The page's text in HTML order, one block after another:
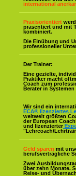
international
Praxisorientiert
präsentiert und mit
kombiniert.
Die Einübung und
professioneller
Der Trainer:
Eine gezielte,
Praktiker macht
Coach zum
Berater in
Wir sind ein
ECA® lizenziertes
weltweit größten
der European
und lizenzierter
"Lehrcoach/
Geld sparen mit
berufsverträgliche
Zwei
über zehn Monate.
Reise- und